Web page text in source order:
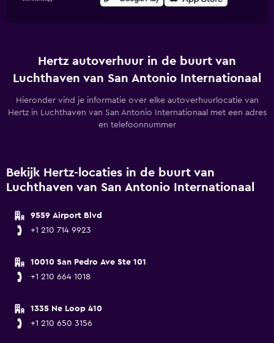
Hertz autoverhuur in de buurt van
Luchthaven van San Antonio Internationaal
Hieronder vind je informatie over elke autoverhuurlocatie van
Hertz in Luchthaven van San Antonio Internationaal met een adres
en telefoonnummer
Bekijk Hertz-locaties in de buurt van
Luchthaven van San Antonio Internationaal
9559 Airport Blvd
+1 210 714 9923
10010 San Pedro Ave Ste 101
+1 210 664 1018
1335 Ne Loop 410
+1 210 650 3156